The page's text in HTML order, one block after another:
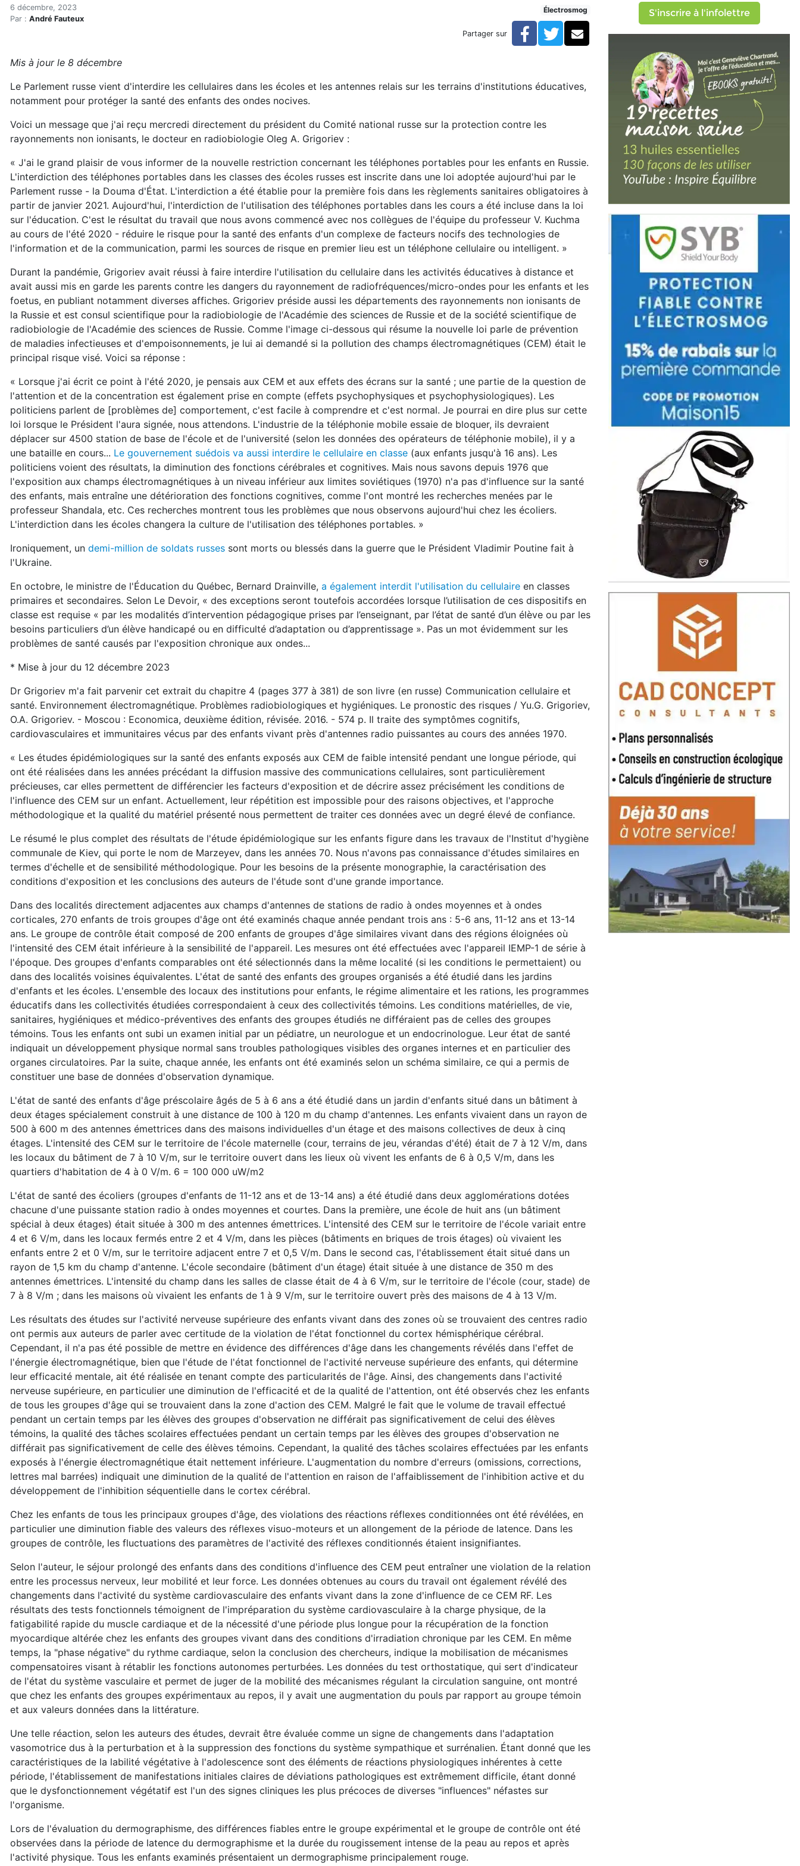
Accueil
Articles
Le Parlement russe interdit les cellulaires et les antennes à l'école
6 décembre, 2023
Par : André Fauteux
Électrosmog
Partager sur Facebook
TwitterCourriel
Mis à jour le 8 décembre
Le Parlement russe vient d'interdire les cellulaires dans les écoles et les antennes relais sur les terrains d'institutions éducatives,
notamment pour protéger la santé des enfants des ondes nocives.
Voici un message que j'ai reçu mercredi directement du président du Comité national russe sur la protection contre les
rayonnements non ionisants, le docteur en radiobiologie Oleg A. Grigoriev :
« J'ai le grand plaisir de vous informer de la nouvelle restriction concernant les téléphones portables pour les enfants en Russie.
L'interdiction des téléphones portables dans les classes des écoles russes est inscrite dans une loi adoptée aujourd'hui par le
Parlement russe - la Douma d'État. L'interdiction a été établie pour la première fois dans les règlements sanitaires obligatoires à
partir de janvier 2021. Aujourd'hui, l'interdiction de l'utilisation des téléphones portables dans les cours a été incluse dans la loi
sur l'éducation. C'est le résultat du travail que nous avons commencé avec nos collègues de l'équipe du professeur V. Kuchma
au cours de l'été 2020 - réduire le risque pour la santé des enfants d'un complexe de facteurs nocifs des technologies de
l'information et de la communication, parmi les sources de risque en premier lieu est un téléphone cellulaire ou intelligent. »
Durant la pandémie, Grigoriev avait réussi à faire interdire l'utilisation du cellulaire dans les activités éducatives à distance et
avait aussi mis en garde les parents contre les dangers du rayonnement de radiofréquences/micro-ondes pour les enfants et les
foetus, en publiant notamment diverses affiches. Grigoriev préside aussi les départements des rayonnements non ionisants de
la Russie et est consul scientifique pour la radiobiologie de l'Académie des sciences de Russie et de la société scientifique de
radiobiologie de l'Académie des sciences de Russie. Comme l'image ci-dessous qui résume la nouvelle loi parle de prévention
de maladies infectieuses et d'empoisonnements, je lui ai demandé si la pollution des champs électromagnétiques (CEM) était le
principal risque visé. Voici sa réponse :
« Lorsque j'ai écrit ce point à l'été 2020, je pensais aux CEM et aux effets des écrans sur la santé ; une partie de la question de
l'attention et de la concentration est également prise en compte (effets psychophysiques et psychophysiologiques). Les
politiciens parlent de [problèmes de] comportement, c'est facile à comprendre et c'est normal. Je pourrai en dire plus sur cette
loi lorsque le Président l'aura signée, nous attendons. L'industrie de la téléphonie mobile essaie de bloquer, ils devraient
déplacer sur 4500 station de base de l'école et de l'université (selon les données des opérateurs de téléphonie mobile), il y a
une bataille en cours... Le gouvernement suédois va aussi interdire le cellulaire en classe (aux enfants jusqu'à 16 ans). Les
politiciens voient des résultats, la diminution des fonctions cérébrales et cognitives. Mais nous savons depuis 1976 que
l'exposition aux champs électromagnétiques à un niveau inférieur aux limites soviétiques (1970) n'a pas d'influence sur la santé
des enfants, mais entraîne une détérioration des fonctions cognitives, comme l'ont montré les recherches menées par le
professeur Shandala, etc. Ces recherches montrent tous les problèmes que nous observons aujourd'hui chez les écoliers.
L'interdiction dans les écoles changera la culture de l'utilisation des téléphones portables. »
Ironiquement, un demi-million de soldats russes sont morts ou blessés dans la guerre que le Président Vladimir Poutine fait à
l'Ukraine.
En octobre, le ministre de l'Éducation du Québec, Bernard Drainville, a également interdit l'utilisation du cellulaire en classes
primaires et secondaires. Selon Le Devoir, « des exceptions seront toutefois accordées lorsque l’utilisation de ces dispositifs en
classe est requise « par les modalités d’intervention pédagogique prises par l’enseignant, par l’état de santé d’un élève ou par les
besoins particuliers d’un élève handicapé ou en difficulté d’adaptation ou d’apprentissage ». Pas un mot évidemment sur les
problèmes de santé causés par l'exposition chronique aux ondes...
* Mise à jour du 12 décembre 2023
Dr Grigoriev m'a fait parvenir cet extrait du chapitre 4 (pages 377 à 381) de son livre (en russe) Communication cellulaire et
santé. Environnement électromagnétique. Problèmes radiobiologiques et hygiéniques. Le pronostic des risques / Yu.G. Grigoriev,
O.A. Grigoriev. - Moscou : Economica, deuxième édition, révisée. 2016. - 574 p. Il traite des symptômes cognitifs,
cardiovasculaires et immunitaires vécus par des enfants vivant près d'antennes radio puissantes au cours des années 1970.
« Les études épidémiologiques sur la santé des enfants exposés aux CEM de faible intensité pendant une longue période, qui
ont été réalisées dans les années précédant la diffusion massive des communications cellulaires, sont particulièrement
précieuses, car elles permettent de différencier les facteurs d'exposition et de décrire assez précisément les conditions de
l'influence des CEM sur un enfant. Actuellement, leur répétition est impossible pour des raisons objectives, et l'approche
méthodologique et la qualité du matériel présenté nous permettent de traiter ces données avec un degré élevé de confiance.
Le résumé le plus complet des résultats de l'étude épidémiologique sur les enfants figure dans les travaux de l'Institut d'hygiène
communale de Kiev, qui porte le nom de Marzeyev, dans les années 70. Nous n'avons pas connaissance d'études similaires en
termes d'échelle et de sensibilité méthodologique. Pour les besoins de la présente monographie, la caractérisation des
conditions d'exposition et les conclusions des auteurs de l'étude sont d'une grande importance.
Dans des localités directement adjacentes aux champs d'antennes de stations de radio à ondes moyennes et à ondes
corticales, 270 enfants de trois groupes d'âge ont été examinés chaque année pendant trois ans : 5-6 ans, 11-12 ans et 13-14
ans. Le groupe de contrôle était composé de 200 enfants de groupes d'âge similaires vivant dans des régions éloignées où
l'intensité des CEM était inférieure à la sensibilité de l'appareil. Les mesures ont été effectuées avec l'appareil IEMP-1 de série à
l'époque. Des groupes d'enfants comparables ont été sélectionnés dans la même localité (si les conditions le permettaient) ou
dans des localités voisines équivalentes. L'état de santé des enfants des groupes organisés a été étudié dans les jardins
d'enfants et les écoles. L'ensemble des locaux des institutions pour enfants, le régime alimentaire et les rations, les programmes
éducatifs dans les collectivités étudiées correspondaient à ceux des collectivités témoins. Les conditions matérielles, de vie,
sanitaires, hygiéniques et médico-préventives des enfants des groupes étudiés ne différaient pas de celles des groupes
témoins. Tous les enfants ont subi un examen initial par un pédiatre, un neurologue et un endocrinologue. Leur état de santé
indiquait un développement physique normal sans troubles pathologiques visibles des organes internes et en particulier des
organes circulatoires. Par la suite, chaque année, les enfants ont été examinés selon un schéma similaire, ce qui a permis de
constituer une base de données d'observation dynamique.
L'état de santé des enfants d'âge préscolaire âgés de 5 à 6 ans a été étudié dans un jardin d'enfants situé dans un bâtiment à
deux étages spécialement construit à une distance de 100 à 120 m du champ d'antennes. Les enfants vivaient dans un rayon de
500 à 600 m des antennes émettrices dans des maisons individuelles d'un étage et des maisons collectives de deux à cinq
étages. L'intensité des CEM sur le territoire de l'école maternelle (cour, terrains de jeu, vérandas d'été) était de 7 à 12 V/m, dans
les locaux du bâtiment de 7 à 10 V/m, sur le territoire ouvert dans les lieux où vivent les enfants de 6 à 0,5 V/m, dans les
quartiers d'habitation de 4 à 0 V/m. 6 = 100 000 uW/m2
L'état de santé des écoliers (groupes d'enfants de 11-12 ans et de 13-14 ans) a été étudié dans deux agglomérations dotées
chacune d'une puissante station radio à ondes moyennes et courtes. Dans la première, une école de huit ans (un bâtiment
spécial à deux étages) était située à 300 m des antennes émettrices. L'intensité des CEM sur le territoire de l'école variait entre
4 et 6 V/m, dans les locaux fermés entre 2 et 4 V/m, dans les pièces (bâtiments en briques de trois étages) où vivaient les
enfants entre 2 et 0 V/m, sur le territoire adjacent entre 7 et 0,5 V/m. Dans le second cas, l'établissement était situé dans un
rayon de 1,5 km du champ d'antenne. L'école secondaire (bâtiment d'un étage) était située à une distance de 350 m des
antennes émettrices. L'intensité du champ dans les salles de classe était de 4 à 6 V/m, sur le territoire de l'école (cour, stade) de
7 à 8 V/m ; dans les maisons où vivaient les enfants de 1 à 9 V/m, sur le territoire ouvert près des maisons de 4 à 13 V/m.
Les résultats des études sur l'activité nerveuse supérieure des enfants vivant dans des zones où se trouvaient des centres radio
ont permis aux auteurs de parler avec certitude de la violation de l'état fonctionnel du cortex hémisphérique cérébral.
Cependant, il n'a pas été possible de mettre en évidence des différences d'âge dans les changements révélés dans l'effet de
l'énergie électromagnétique, bien que l'étude de l'état fonctionnel de l'activité nerveuse supérieure des enfants, qui détermine
leur efficacité mentale, ait été réalisée en tenant compte des particularités de l'âge. Ainsi, des changements dans l'activité
nerveuse supérieure, en particulier une diminution de l'efficacité et de la qualité de l'attention, ont été observés chez les enfants
de tous les groupes d'âge qui se trouvaient dans la zone d'action des CEM. Malgré le fait que le volume de travail effectué
pendant un certain temps par les élèves des groupes d'observation ne différait pas significativement de celui des élèves
témoins, la qualité des tâches scolaires effectuées pendant un certain temps par les élèves des groupes d'observation ne
différait pas significativement de celle des élèves témoins. Cependant, la qualité des tâches scolaires effectuées par les enfants
exposés à l'énergie électromagnétique était nettement inférieure. L'augmentation du nombre d'erreurs (omissions, corrections,
lettres mal barrées) indiquait une diminution de la qualité de l'attention en raison de l'affaiblissement de l'inhibition active et du
développement de l'inhibition séquentielle dans le cortex cérébral.
Chez les enfants de tous les principaux groupes d'âge, des violations des réactions réflexes conditionnées ont été révélées, en
particulier une diminution fiable des valeurs des réflexes visuo-moteurs et un allongement de la période de latence. Dans les
groupes de contrôle, les fluctuations des paramètres de l'activité des réflexes conditionnés étaient insignifiantes.
Selon l'auteur, le séjour prolongé des enfants dans des conditions d'influence des CEM peut entraîner une violation de la relation
entre les processus nerveux, leur mobilité et leur force. Les données obtenues au cours du travail ont également révélé des
changements dans l'activité du système cardiovasculaire des enfants vivant dans la zone d'influence de ce CEM RF. Les
résultats des tests fonctionnels témoignent de l'impréparation du système cardiovasculaire à la charge physique, de la
fatigabilité rapide du muscle cardiaque et de la nécessité d'une période plus longue pour la récupération de la fonction
myocardique altérée chez les enfants des groupes vivant dans des conditions d'irradiation chronique par les CEM. En même
temps, la "phase négative" du rythme cardiaque, selon la conclusion des chercheurs, indique la mobilisation de mécanismes
compensatoires visant à rétablir les fonctions autonomes perturbées. Les données du test orthostatique, qui sert d'indicateur
de l'état du système vasculaire et permet de juger de la mobilité des mécanismes régulant la circulation sanguine, ont montré
que chez les enfants des groupes expérimentaux au repos, il y avait une augmentation du pouls par rapport au groupe témoin
et aux valeurs données dans la littérature.
Une telle réaction, selon les auteurs des études, devrait être évaluée comme un signe de changements dans l'adaptation
vasomotrice dus à la perturbation et à la suppression des fonctions du système sympathique et surrénalien. Étant donné que les
caractéristiques de la labilité végétative à l'adolescence sont des éléments de réactions physiologiques inhérentes à cette
période, l'établissement de manifestations initiales claires de déviations pathologiques est extrêmement difficile, étant donné
que le dysfonctionnement végétatif est l'un des signes cliniques les plus précoces de diverses "influences" néfastes sur
l'organisme.
Lors de l'évaluation du dermographisme, des différences fiables entre le groupe expérimental et le groupe de contrôle ont été
observées dans la période de latence du dermographisme et la durée du rougissement intense de la peau au repos et après
l'activité physique. Tous les enfants examinés présentaient un dermographisme principalement rouge.
S'inscrire à l'infolettre